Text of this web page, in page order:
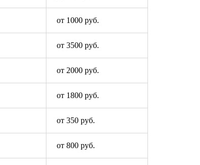
от 1000 руб.
от 3500 руб.
от 2000 руб.
от 1800 руб.
от 350 руб.
от 800 руб.